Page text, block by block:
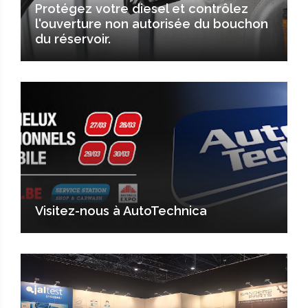
Protégez votre diesel et contrôlez
l'ouverture non autorisée du bouchon
du réservoir.
Visitez-nous à AutoTechnica